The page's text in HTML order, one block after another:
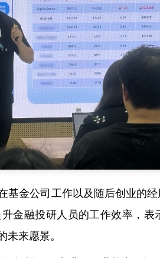
基金公司工作以及随后创业的
金融投研人员的工作效率，
来愿景。